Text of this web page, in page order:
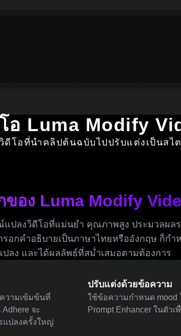
อ Luma Modify
ดีโอที่นำคลิปต้นฉบับไปปรับแต่งเป็นสไ
ของ Luma Modify
แปลงวิดีโอที่แม่นยำ คุณภาพสูง ประมวลผล
รอกคำอธิบายเป็นภาษาไทยหรืออังกฤษ ก็ก
ปลง และได้ผลลัพธ์ที่สม่ำเสมอตามต้องการ
ความเข้มข้นที่
จะ
แปลงครั้งใหญ่
ปรับแต่งด้วยข้อความ
ใช้ข้อความกำหนด mood
Prompt Enhancer ในตัว